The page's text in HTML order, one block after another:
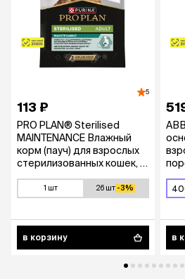
5
113 ₽
PRO PLAN® Sterilised
MAINTENANCE Влажный
корм (пауч) для взрослых
стерилизованных кошек, с
1 шт 26 шт -3%
в корзину в